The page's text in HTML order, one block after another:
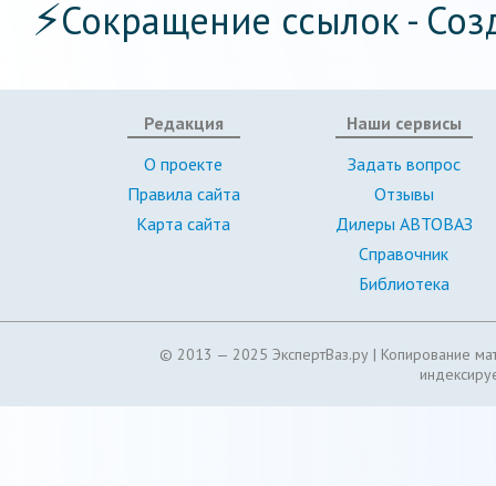
⚡Сокращение ссылок -
Редакция
О проекте
Правила сайта
Карта сайта
Наши сервисы
Задать вопрос
Отзывы
Дилеры АВТОВАЗ
Справочник
Библиотека
© 2013 — 2025 ЭкспертВаз.ру | Копирование